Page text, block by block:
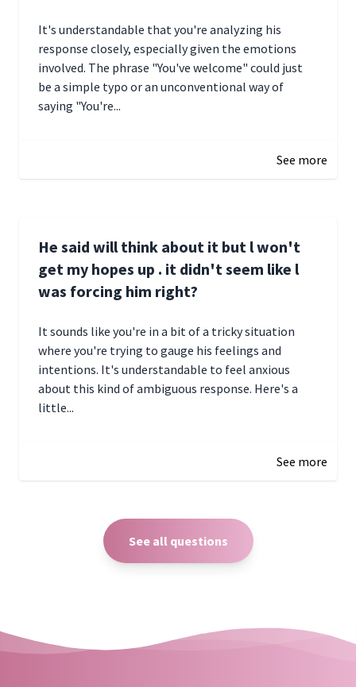
It's understandable that you're analyzing his
response closely, especially given the emotions
involved. The phrase "You've welcome" could just
be a simple typo or an unconventional way of
saying "You're...
See more
He said will think about it but l won't
get my hopes up . it didn't seem like l
was forcing him right?
It sounds like you're in a bit of a tricky situation
where you're trying to gauge his feelings and
intentions. It's understandable to feel anxious
about this kind of ambiguous response. Here's a
little...
See more
See all questions